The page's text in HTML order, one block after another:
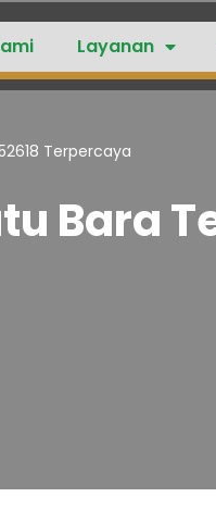
Layanan
Terpercaya
Bara